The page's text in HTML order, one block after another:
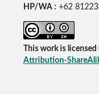
HP/WA : +62
This work is
Attribution-